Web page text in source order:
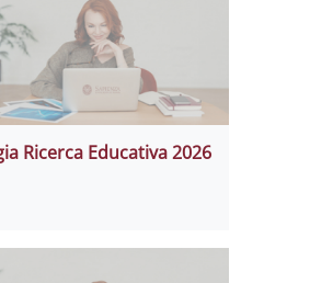
Metodologia Ricerca Educativa